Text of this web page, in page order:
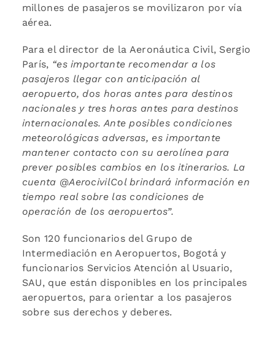
millones de pasajeros se movilizaron por vía
aérea.
Para el director de la Aeronáutica Civil, Sergio
París, “es importante recomendar a los
pasajeros llegar con anticipación al
aeropuerto, dos horas antes para destinos
nacionales y tres horas antes para destinos
internacionales. Ante posibles condiciones
meteorológicas adversas, es importante
mantener contacto con su aerolínea para
prever posibles cambios en los itinerarios. La
cuenta @AerocivilCol brindará información en
tiempo real sobre las condiciones de
operación de los aeropuertos”.
Son 120 funcionarios del Grupo de
Intermediación en Aeropuertos, Bogotá y
funcionarios Servicios Atención al Usuario,
SAU, que están disponibles en los principales
aeropuertos, para orientar a los pasajeros
sobre sus derechos y deberes.